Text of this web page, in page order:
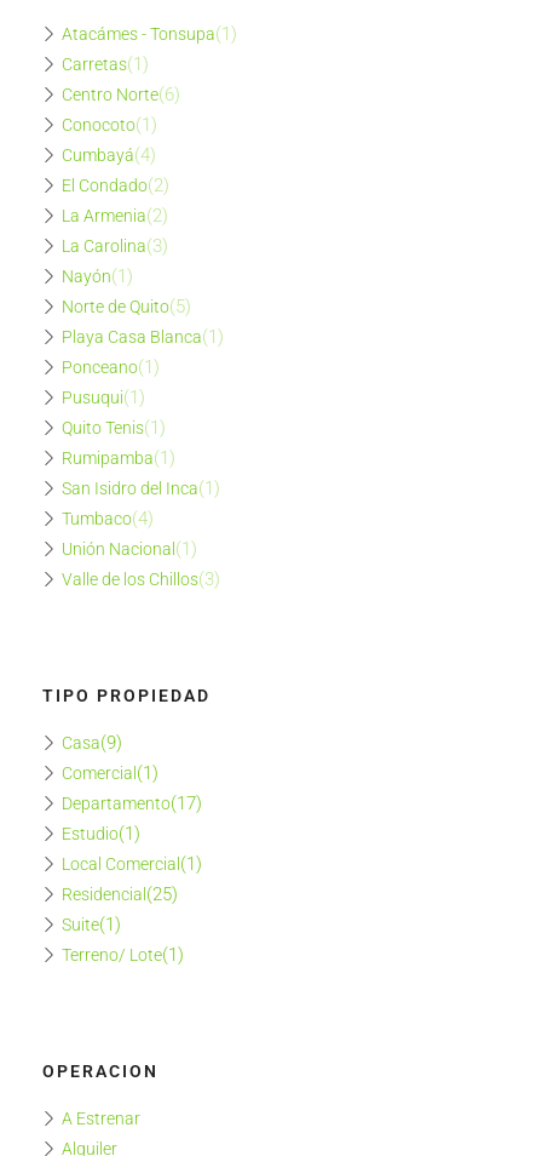
Atacámes - Tonsupa(1)
Carretas(1)
Centro Norte(6)
Conocoto(1)
Cumbayá(4)
El Condado(2)
La Armenia(2)
La Carolina(3)
Nayón(1)
Norte de Quito(5)
Playa Casa Blanca(1)
Ponceano(1)
Pusuqui(1)
Quito Tenis(1)
Rumipamba(1)
San Isidro del Inca(1)
Tumbaco(4)
Unión Nacional (1)
Valle de los Chillos(3)
TIPO PROPIEDAD
Casa(9)
Comercial (1)
Departamento(17)
Estudio(1)
Local Comercial (1)
Residencial (25)
Suite(1)
Terreno/ Lote(1)
OPERACION
A Estrenar
Alquiler